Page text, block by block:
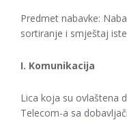
Predmet nabavke:
sortiranje i smještaj
I. Komunikacija
Lica koja su ovlaštena
Telecom-a sa